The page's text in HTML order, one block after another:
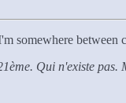
Qui n'existe